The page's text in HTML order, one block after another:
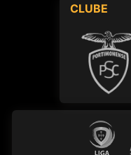
CLUBE